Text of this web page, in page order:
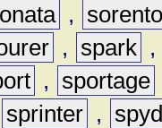
,
, spark ,
, sportage
sprinter ,